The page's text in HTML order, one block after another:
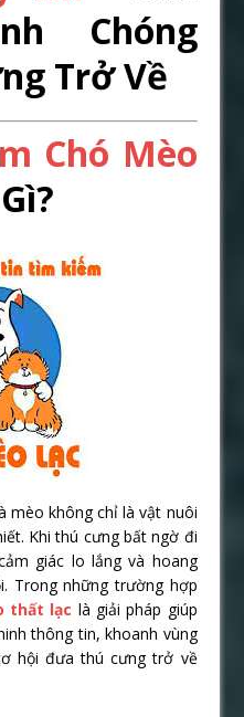
Chóng
Trở Về
Chó Mèo
mèo không chỉ là vật nuôi
Khi thú cưng bất ngờ đi
giác lo lắng và hoang
Trong những trường hợp
thất lạc là giải pháp giúp
thông tin, khoanh vùng
hội đưa thú cưng trở về